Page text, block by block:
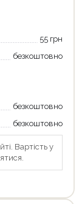
55 грн
безкоштовно
безкоштовно
безкоштовно
Вартість у